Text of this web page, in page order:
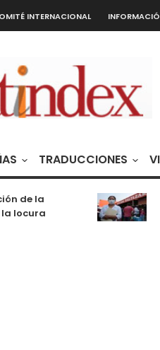
INTERNACIONAL
TRADUCCIONES
de la
locura